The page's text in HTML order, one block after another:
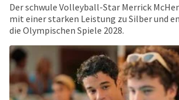
Der schwule Volleyball-Star Merrick
mit einer starken Leistung zu Silber und
die Olympischen Spiele 2028.